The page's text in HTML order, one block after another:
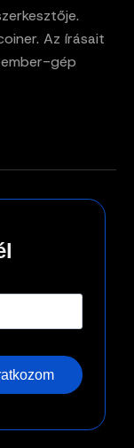
Az írásait
gép